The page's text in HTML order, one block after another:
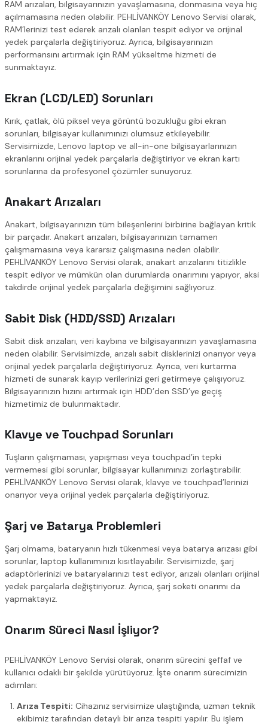
RAM arızaları, bilgisayarınızın yavaşlamasına, donmasına veya hiç
açılmamasına neden olabilir. PEHLİVANKÖY Lenovo Servisi olarak,
RAM’lerinizi test ederek arızalı olanları tespit ediyor ve orijinal
yedek parçalarla değiştiriyoruz. Ayrıca, bilgisayarınızın
performansını artırmak için RAM yükseltme hizmeti de
sunmaktayız.
Ekran (LCD/LED) Sorunları
Kırık, çatlak, ölü piksel veya görüntü bozukluğu gibi ekran
sorunları, bilgisayar kullanımınızı olumsuz etkileyebilir.
Servisimizde, Lenovo laptop ve all-in-one bilgisayarlarınızın
ekranlarını orijinal yedek parçalarla değiştiriyor ve ekran kartı
sorunlarına da profesyonel çözümler sunuyoruz.
Anakart Arızaları
Anakart, bilgisayarınızın tüm bileşenlerini birbirine bağlayan kritik
bir parçadır. Anakart arızaları, bilgisayarınızın tamamen
çalışmamasına veya kararsız çalışmasına neden olabilir.
PEHLİVANKÖY Lenovo Servisi olarak, anakart arızalarını titizlikle
tespit ediyor ve mümkün olan durumlarda onarımını yapıyor, aksi
takdirde orijinal yedek parçalarla değişimini sağlıyoruz.
Sabit Disk (HDD/SSD) Arızaları
Sabit disk arızaları, veri kaybına ve bilgisayarınızın yavaşlamasına
neden olabilir. Servisimizde, arızalı sabit disklerinizi onarıyor veya
orijinal yedek parçalarla değiştiriyoruz. Ayrıca, veri kurtarma
hizmeti de sunarak kayıp verilerinizi geri getirmeye çalışıyoruz.
Bilgisayarınızın hızını artırmak için HDD’den SSD’ye geçiş
hizmetimiz de bulunmaktadır.
Klavye ve Touchpad Sorunları
Tuşların çalışmaması, yapışması veya touchpad’in tepki
vermemesi gibi sorunlar, bilgisayar kullanımınızı zorlaştırabilir.
PEHLİVANKÖY Lenovo Servisi olarak, klavye ve touchpad’lerinizi
onarıyor veya orijinal yedek parçalarla değiştiriyoruz.
Şarj ve Batarya Problemleri
Şarj olmama, bataryanın hızlı tükenmesi veya batarya arızası gibi
sorunlar, laptop kullanımınızı kısıtlayabilir. Servisimizde, şarj
adaptörlerinizi ve bataryalarınızı test ediyor, arızalı olanları orijinal
yedek parçalarla değiştiriyoruz. Ayrıca, şarj soketi onarımı da
yapmaktayız.
Onarım Süreci Nasıl İşliyor?
PEHLİVANKÖY Lenovo Servisi olarak, onarım sürecini şeffaf ve
kullanıcı odaklı bir şekilde yürütüyoruz. İşte onarım sürecimizin
adımları:
Arıza Tespiti: Cihazınız servisimize ulaştığında, uzman teknik
ekibimiz tarafından detaylı bir arıza tespiti yapılır. Bu işlem